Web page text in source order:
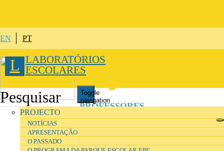
EN PT
L LABORATÓRIOS
ESCOLARES
Toggle
navigation
PROJECTO
NOTÍCIAS
APRESENTAÇÃO
O PASSADO
PROFESSORES
ALUNOS